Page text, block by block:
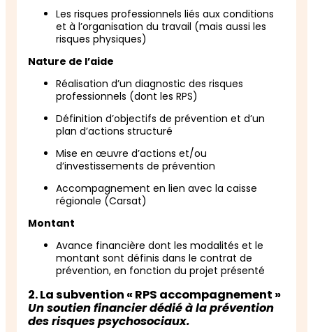
Les risques professionnels liés aux conditions
et à l’organisation du travail (mais aussi les
risques physiques)
Nature de l’aide
Réalisation d’un diagnostic des risques
professionnels (dont les RPS)
Définition d’objectifs de prévention et d’un
plan d’actions structuré
Mise en œuvre d’actions et/ou
d’investissements de prévention
Accompagnement en lien avec la caisse
régionale (Carsat)
Montant
Avance financière dont les modalités et le
montant sont définis dans le contrat de
prévention, en fonction du projet présenté
2. La subvention « RPS accompagnement »
Un soutien financier dédié à la prévention
des risques psychosociaux.